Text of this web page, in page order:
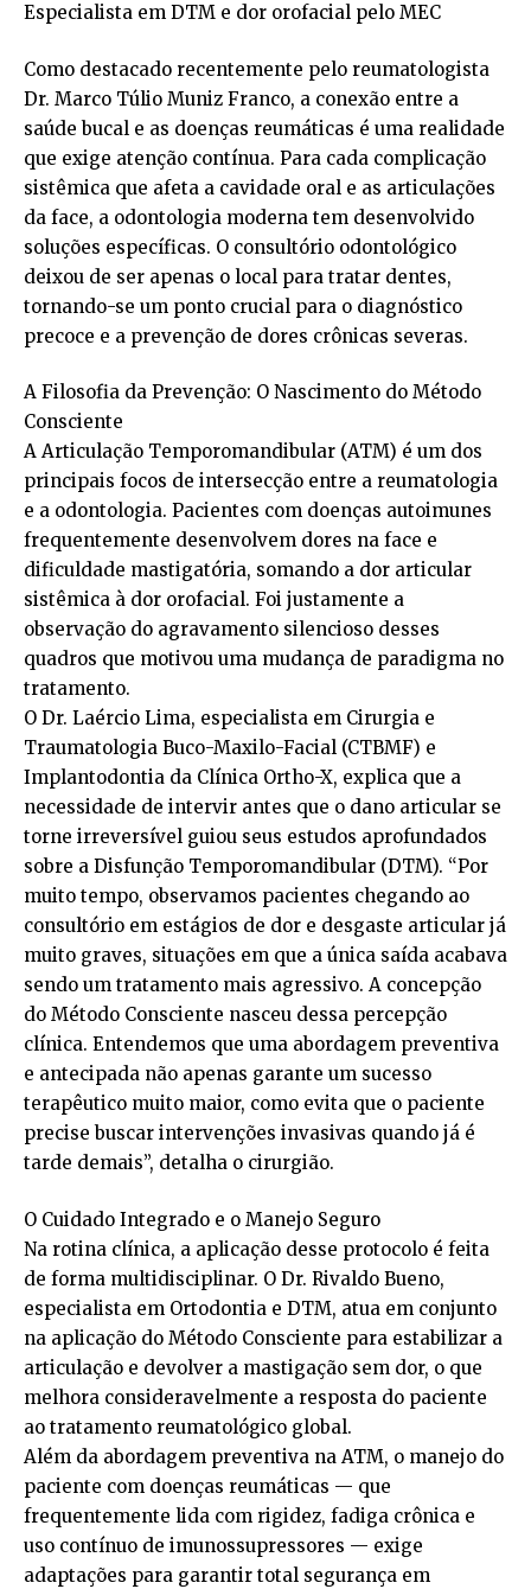
Especialista em DTM e dor orofacial pelo MEC
Como destacado recentemente pelo reumatologista
Dr. Marco Túlio Muniz Franco, a conexão entre a
saúde bucal e as doenças reumáticas é uma realidade
que exige atenção contínua. Para cada complicação
sistêmica que afeta a cavidade oral e as articulações
da face, a odontologia moderna tem desenvolvido
soluções específicas. O consultório odontológico
deixou de ser apenas o local para tratar dentes,
tornando-se um ponto crucial para o diagnóstico
precoce e a prevenção de dores crônicas severas.
A Filosofia da Prevenção: O Nascimento do Método
Consciente
A Articulação Temporomandibular (ATM) é um dos
principais focos de intersecção entre a reumatologia
e a odontologia. Pacientes com doenças autoimunes
frequentemente desenvolvem dores na face e
dificuldade mastigatória, somando a dor articular
sistêmica à dor orofacial. Foi justamente a
observação do agravamento silencioso desses
quadros que motivou uma mudança de paradigma no
tratamento.
O Dr. Laércio Lima, especialista em Cirurgia e
Traumatologia Buco-Maxilo-Facial (CTBMF) e
Implantodontia da Clínica Ortho-X, explica que a
necessidade de intervir antes que o dano articular se
torne irreversível guiou seus estudos aprofundados
sobre a Disfunção Temporomandibular (DTM). “Por
muito tempo, observamos pacientes chegando ao
consultório em estágios de dor e desgaste articular já
muito graves, situações em que a única saída acabava
sendo um tratamento mais agressivo. A concepção
do Método Consciente nasceu dessa percepção
clínica. Entendemos que uma abordagem preventiva
e antecipada não apenas garante um sucesso
terapêutico muito maior, como evita que o paciente
precise buscar intervenções invasivas quando já é
tarde demais”, detalha o cirurgião.
O Cuidado Integrado e o Manejo Seguro
Na rotina clínica, a aplicação desse protocolo é feita
de forma multidisciplinar. O Dr. Rivaldo Bueno,
especialista em Ortodontia e DTM, atua em conjunto
na aplicação do Método Consciente para estabilizar a
articulação e devolver a mastigação sem dor, o que
melhora consideravelmente a resposta do paciente
ao tratamento reumatológico global.
Além da abordagem preventiva na ATM, o manejo do
paciente com doenças reumáticas — que
frequentemente lida com rigidez, fadiga crônica e
uso contínuo de imunossupressores — exige
adaptações para garantir total segurança em